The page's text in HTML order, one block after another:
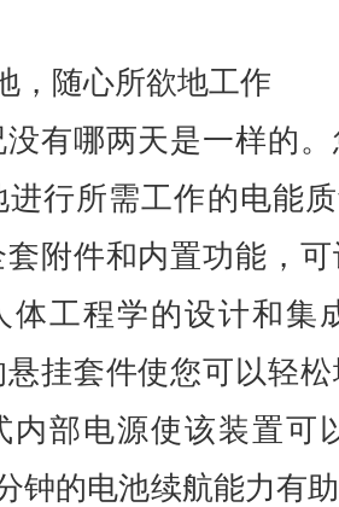
，随心所欲地工作
有哪两天是一样的
行所需工作的电能
套附件和内置功能，
体工程学的设计和集
挂套件使您可以轻
内部电源使该装置可
钟的电池续航能力有